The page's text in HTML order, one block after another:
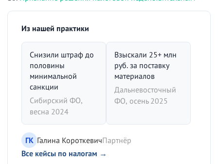
Из нашей практики
Снизили штраф до
половины
минимальной
санкции
Сибирский ФО,
весна 2024
Взыскали 25+ млн
руб. за поставку
материалов
Дальневосточный
ФО, осень 2025
ГК Галина КороткевичПартнёр
Все кейсы по налогам →